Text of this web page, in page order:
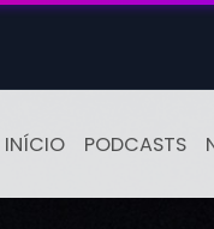
INÍCIO PODCASTS